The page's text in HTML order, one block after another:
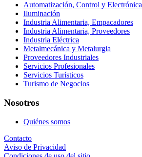
Automatización, Control y Electrónica
Iluminación
Industria Alimentaria, Empacadores
Industria Alimentaria, Proveedores
Industria Eléctrica
Metalmecánica y Metalurgia
Proveedores Industriales
Servicios Profesionales
Servicios Turísticos
Turismo de Negocios
Nosotros
Quiénes somos
Contacto
Aviso de Privacidad